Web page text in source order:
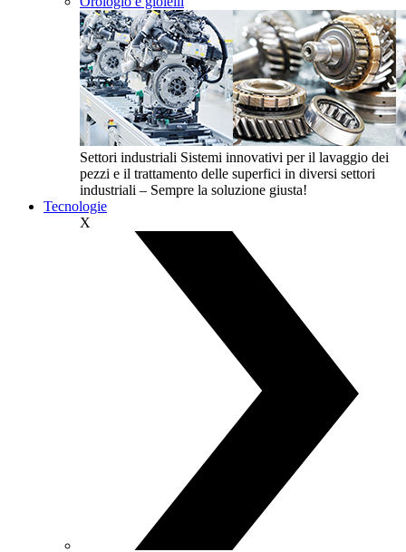
Settori industriali Sistemi innovativi per il lavaggio dei
pezzi e il trattamento delle superfici in diversi settori
industriali – Sempre la soluzione giusta!
Tecnologie
X